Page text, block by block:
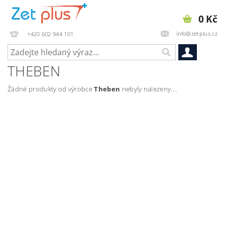
+420 602 944 101 info@zetplus.cz
0 Kč
THEBEN
Žádné produkty od výrobceTheben nebyly nalezeny....